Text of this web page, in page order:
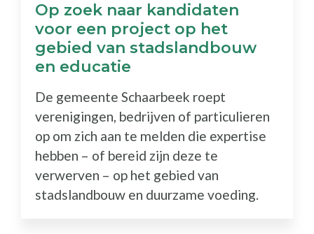
Op zoek naar kandidaten
voor een project op het
gebied van stadslandbouw
en educatie
De gemeente Schaarbeek roept
verenigingen, bedrijven of particulieren
op om zich aan te melden die expertise
hebben – of bereid zijn deze te
verwerven – op het gebied van
stadslandbouw en duurzame voeding.